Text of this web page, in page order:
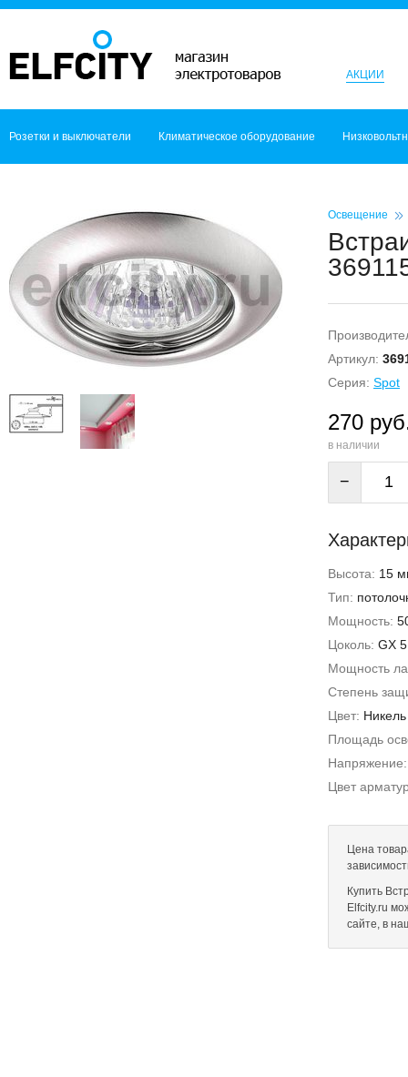
АКЦИИ
Розетки и выключатели Климатическое оборудование
Освещение
Артикул:
Серия: Spot
270
в наличии
−
Высота: 15
Тип:
Мощность:
Цоколь: GX
Мощность
Степень
Цвет: Никель
Площадь
Цвет
Цена
Купить
Elfcity.ru
сайте, в